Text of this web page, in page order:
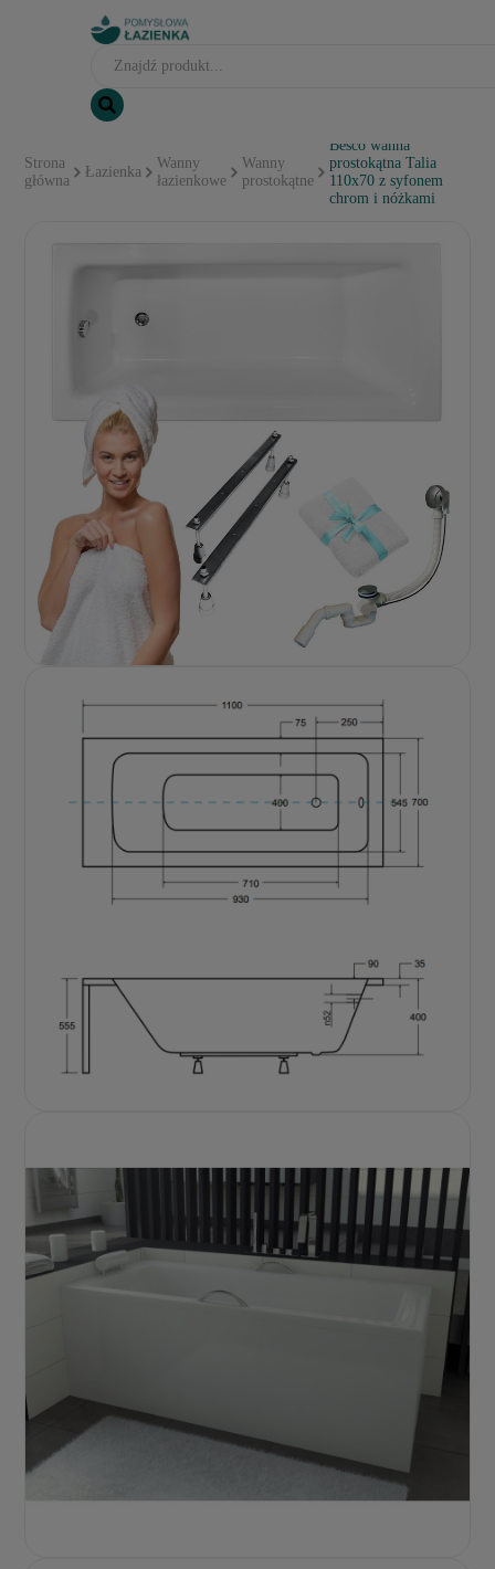
Strona
główna
Łazienka
Wanny
łazienkowe
Wanny
prostokątne
Besco wanna
prostokątna Talia
110x70 z syfonem
chrom i nóżkami